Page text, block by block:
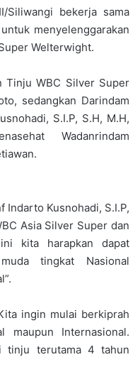
Siliwangi bekerja sama
menyelenggarakan
Welterwight.
Tinju WBC Silver Super
sedangkan Darindam
S.I.P, S.H, M.H,
Wadanrindam
Indarto Kusnohadi, S.I.P,
Asia Silver Super dan
ini kita harapkan dapat
tingkat Nasional
ingin mulai berkiprah
maupun Internasional.
tinju terutama 4 tahun